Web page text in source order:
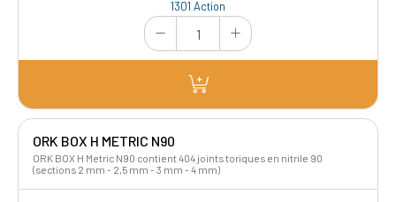
1301 Action
ORK BOX H METRIC N90
ORK BOX H Metric N90 contient 404 joints toriques en nitrile 90
(sections 2 mm - 2,5 mm - 3 mm - 4 mm)